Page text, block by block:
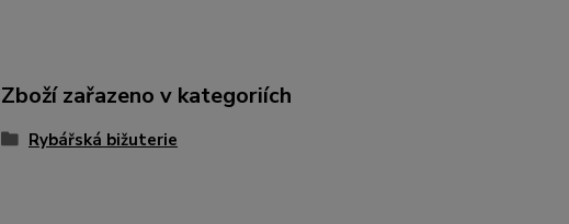
Zboží zařazeno v kategoriích
Rybářská bižuterie